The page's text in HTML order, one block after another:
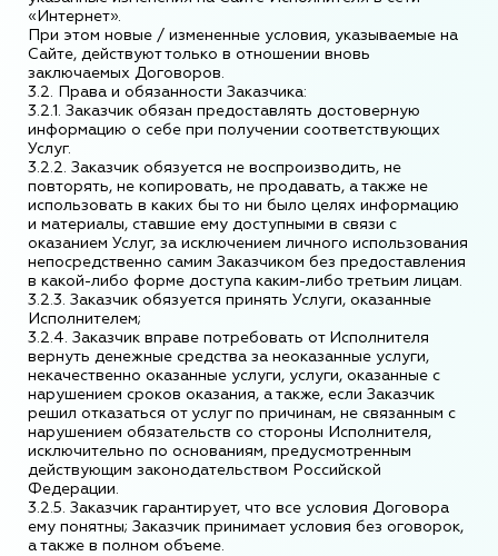
«Интернет».
При этом новые / измененные условия, указываемые на
Сайте, действуют только в отношении вновь
заключаемых Договоров.
3.2. Права и обязанности Заказчика:
3.2.1. Заказчик обязан предоставлять достоверную
информацию о себе при получении соответствующих
Услуг.
3.2.2. Заказчик обязуется не воспроизводить, не
повторять, не копировать, не продавать, а также не
использовать в каких бы то ни было целях информацию
и материалы, ставшие ему доступными в связи с
оказанием Услуг, за исключением личного использования
непосредственно самим Заказчиком без предоставления
в какой-либо форме доступа каким-либо третьим лицам.
3.2.3. Заказчик обязуется принять Услуги, оказанные
Исполнителем;
3.2.4. Заказчик вправе потребовать от Исполнителя
вернуть денежные средства за неоказанные услуги,
некачественно оказанные услуги, услуги, оказанные с
нарушением сроков оказания, а также, если Заказчик
решил отказаться от услуг по причинам, не связанным с
нарушением обязательств со стороны Исполнителя,
исключительно по основаниям, предусмотренным
действующим законодательством Российской
Федерации.
3.2.5. Заказчик гарантирует, что все условия Договора
ему понятны; Заказчик принимает условия без оговорок,
а также в полном объеме.